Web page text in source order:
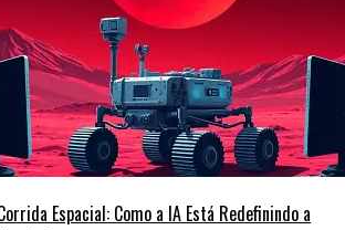
Espacial: Como a IA Está Redefinindo a